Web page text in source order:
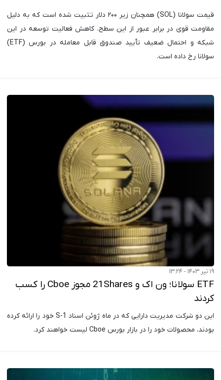
قیمت سولانا (SOL) همچنان زیر ۲۰۰ دلار تثبیت شده است که به دلیل
مقاومت قوی در برابر عبور از این سطح، کاهش فعالیت توسعه در این
شبکه و احتمال ضعیف تأیید صندوق قابل معامله در بورس (ETF)
سولانا رخ داده است.
۱۹ تیر ۱۴۰۳ - ۱۳:۲۴
ETF سولانا؛ ون اک و 21Shares مجوز Cboe را کسب
کردند
این دو شرکت مدیریت دارایی که در ماه ژوئن اسناد S-1 خود را ارائه کرده
بودند، محصولات خود را در بازار بورس Cboe لیست خواهند کرد.